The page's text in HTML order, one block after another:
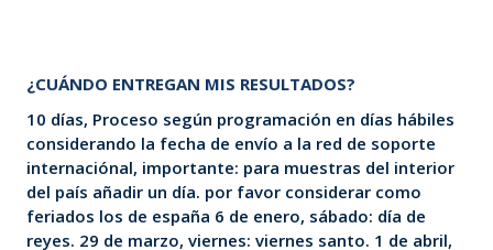
¿CUÁNDO ENTREGAN MIS RESULTADOS?
10 días, Proceso según programación en días hábiles
considerando la fecha de envío a la red de soporte
internaciónal, importante: para muestras del interior
del país añadir un día. por favor considerar como
feriados los de españa 6 de enero, sábado: día de
reyes. 29 de marzo, viernes: viernes santo. 1 de abril,